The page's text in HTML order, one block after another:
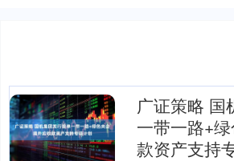
广证策略 国
一带一路+
款资产支持